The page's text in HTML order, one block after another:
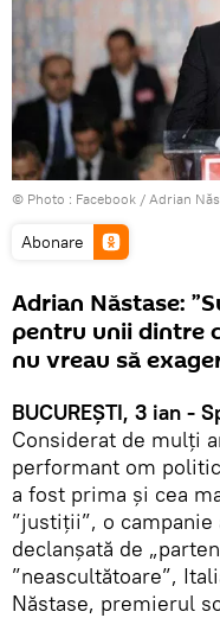
© Photo : Facebook / Adrian
Abonare
Adrian Năstase:
pentru unii dintre
nu vreau să
BUCUREȘTI, 3 ian -
Considerat de mulți
performant om
a fost prima și cea
”justiții”, o campanie
declanșată de
”neascultătoare”,
Năstase, premierul